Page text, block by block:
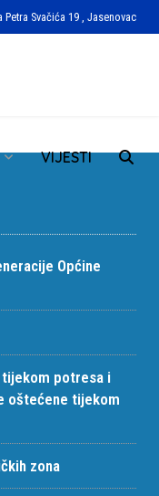
Petra Svačića 19 , Jasenovac
VIJESTI
Općine
tijekom potresa i
oštećene tijekom
zona